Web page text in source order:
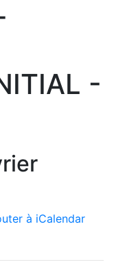
-
à iCalendar